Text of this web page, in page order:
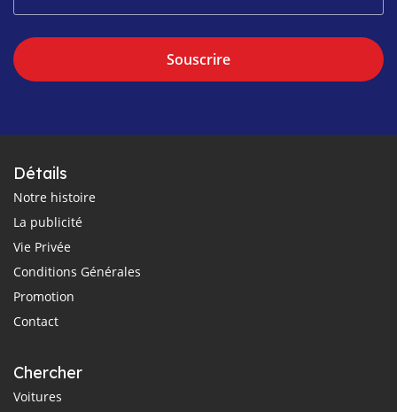
Souscrire
Détails
Notre histoire
La publicité
Vie Privée
Conditions Générales
Promotion
Contact
Chercher
Voitures